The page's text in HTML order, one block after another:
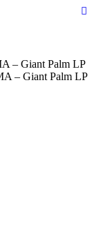
– Giant Palm LP
– Giant Palm LP